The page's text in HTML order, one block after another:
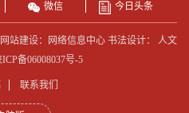
微信 今日头条
站建设：网络信息中心 书法设计： 人文
ICP备06008037号-5
联系我们